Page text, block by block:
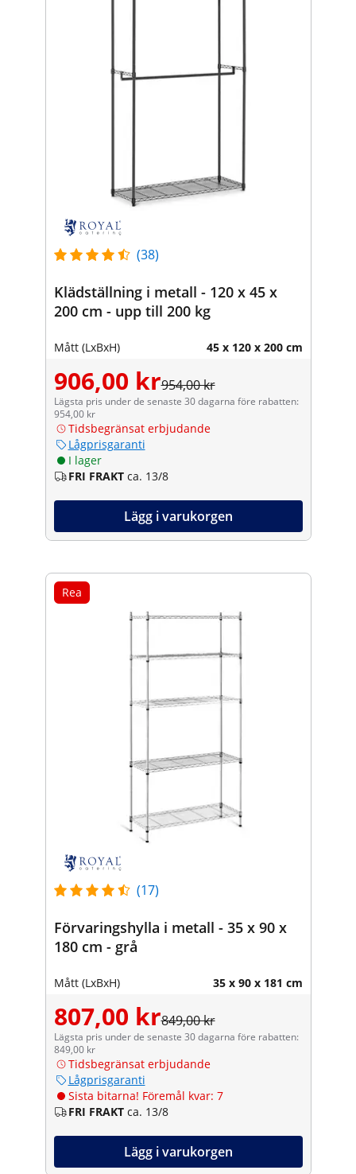
(38)
Klädställning i metall - 120 x 45 x
200 cm - upp till 200 kg
Mått (LxBxH) 45 x 120 x 200 cm
906,00 kr954,00 kr
Lägsta pris under de senaste 30 dagarna före rabatten:
954,00 kr
Tidsbegränsat erbjudande
Lågprisgaranti
I lager
FRI FRAKT ca. 13/8
Lägg i varukorgen
Rea
(17)
Förvaringshylla i metall - 35 x 90 x
180 cm - grå
Mått (LxBxH) 35 x 90 x 181 cm
807,00 kr849,00 kr
Lägsta pris under de senaste 30 dagarna före rabatten:
849,00 kr
Tidsbegränsat erbjudande
Lågprisgaranti
Sista bitarna! Föremål kvar: 7
FRI FRAKT ca. 13/8
Lägg i varukorgen